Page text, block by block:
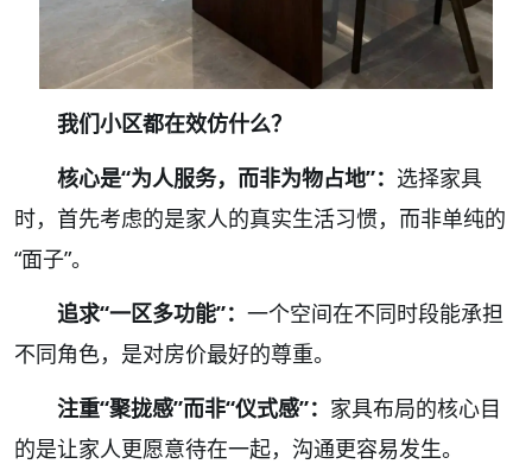
我们小区都在效仿什么？
核心是“为人服务，而非为物占地”： 选择家具
时，首先考虑的是家人的真实生活习惯，而非单纯的
“面子”。
追求“一区多功能”： 一个空间在不同时段能承担
不同角色，是对房价最好的尊重。
注重“聚拢感”而非“仪式感”： 家具布局的核心目
的是让家人更愿意待在一起，沟通更容易发生。